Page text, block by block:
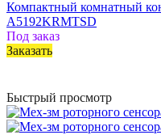
Компактный комнатный
A5192KRMTSD
Под заказ
Заказать
Быстрый просмотр